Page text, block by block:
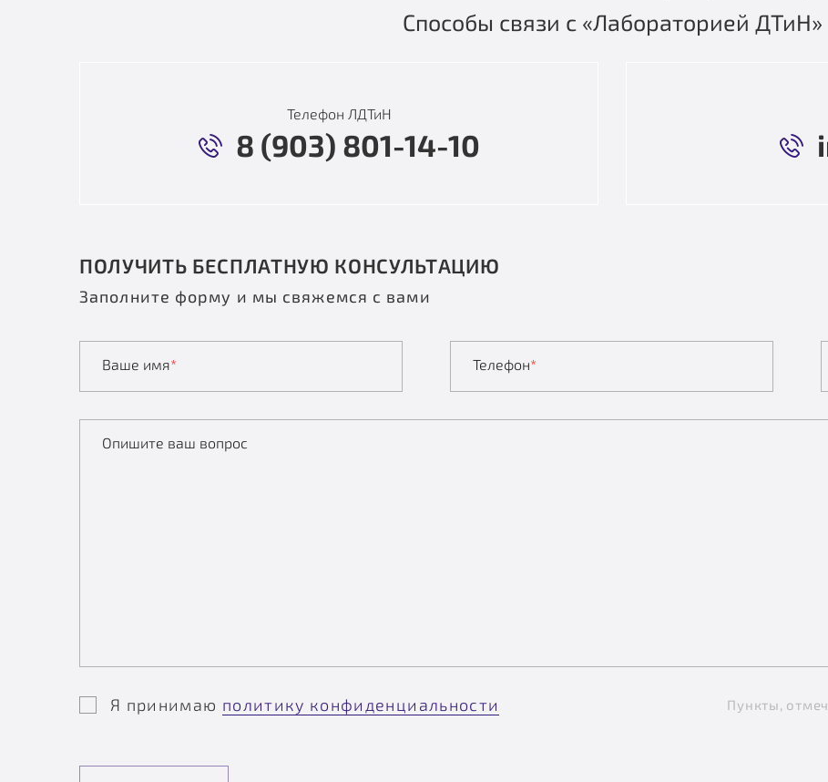
Способы связи с «Лабораторией ДТиН»
Телефон ЛДТиН
8 (903) 801-14-10
ПОЛУЧИТЬ БЕСПЛАТНУЮ КОНСУЛЬТАЦИЮ
Заполните форму и мы свяжемся с вами
Ваше имя* Телефон*
Опишите ваш вопрос
Я принимаю политику конфиденциальности Пункты,